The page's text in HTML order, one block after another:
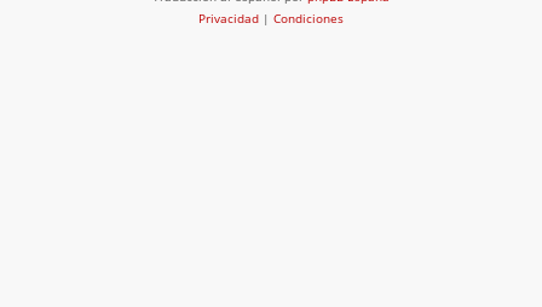
Privacidad | Condiciones